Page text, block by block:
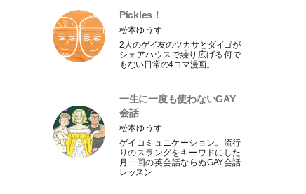
Pickles！
松本ゆうす
2人のゲイ友のツカサとダイゴが
シェアハウスで繰り広げる何で
もない日常の4コマ漫画。
一生に一度も使わないGAY
会話
松本ゆうす
ゲイコミュニケーション。流行
りのスラングをキーワドにした
月一回の英会話ならぬGAY会話
レッスン